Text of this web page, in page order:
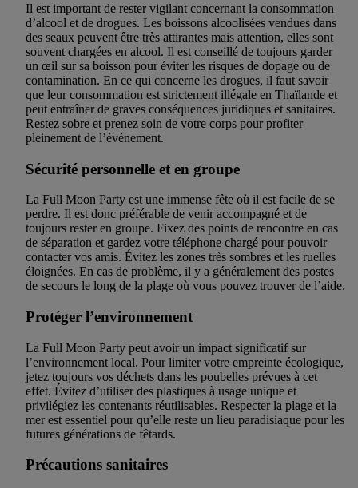
Il est important de rester vigilant concernant la consommation
d’alcool et de drogues. Les boissons alcoolisées vendues dans
des seaux peuvent être très attirantes mais attention, elles sont
souvent chargées en alcool. Il est conseillé de toujours garder
un œil sur sa boisson pour éviter les risques de dopage ou de
contamination. En ce qui concerne les drogues, il faut savoir
que leur consommation est strictement illégale en Thaïlande et
peut entraîner de graves conséquences juridiques et sanitaires.
Restez sobre et prenez soin de votre corps pour profiter
pleinement de l’événement.
Sécurité personnelle et en groupe
La Full Moon Party est une immense fête où il est facile de se
perdre. Il est donc préférable de venir accompagné et de
toujours rester en groupe. Fixez des points de rencontre en cas
de séparation et gardez votre téléphone chargé pour pouvoir
contacter vos amis. Évitez les zones très sombres et les ruelles
éloignées. En cas de problème, il y a généralement des postes
de secours le long de la plage où vous pouvez trouver de l’aide.
Protéger l’environnement
La Full Moon Party peut avoir un impact significatif sur
l’environnement local. Pour limiter votre empreinte écologique,
jetez toujours vos déchets dans les poubelles prévues à cet
effet. Évitez d’utiliser des plastiques à usage unique et
privilégiez les contenants réutilisables. Respecter la plage et la
mer est essentiel pour qu’elle reste un lieu paradisiaque pour les
futures générations de fêtards.
Précautions sanitaires